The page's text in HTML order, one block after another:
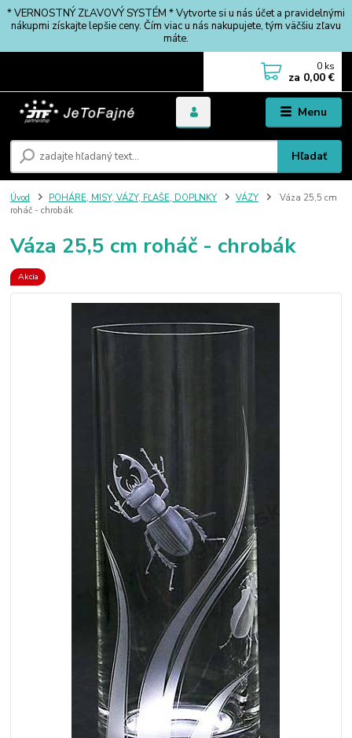
* VERNOSTNÝ ZĽAVOVÝ SYSTÉM * Vytvorte si u nás účet a pravidelnými
nákupmi získajte lepšie ceny. Čím viac u nás nakupujete, tým väčšiu zľavu
máte.
Menu
Hľadať
0 ks
za 0,00 €
Úvod POHÁRE, MISY, VÁZY, FĽAŠE, DOPLNKY VÁZY
Váza 25,5 cm
roháč - chrobák
Váza 25,5 cm roháč - chrobák
Akcia